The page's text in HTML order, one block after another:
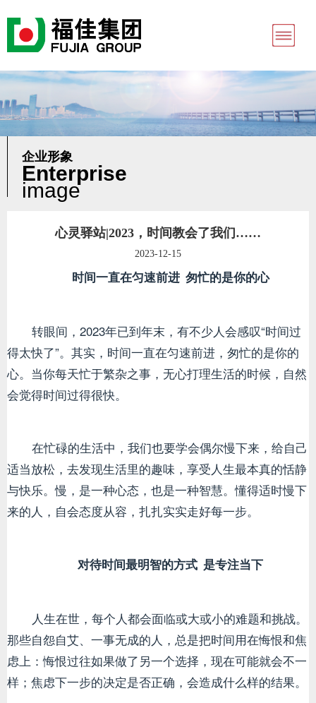
企业形象
Enterprise
image
心灵驿站|2023，时间教会了我们……
2023-12-15
时间一直在匀速前进 匆忙的是你的心
转眼间，2023年已到年末，有不少人会感叹“时间过
得太快了”。其实，时间一直在匀速前进，匆忙的是你的
心。当你每天忙于繁杂之事，无心打理生活的时候，自然
会觉得时间过得很快。
在忙碌的生活中，我们也要学会偶尔慢下来，给自己
适当放松，去发现生活里的趣味，享受人生最本真的恬静
与快乐。慢，是一种心态，也是一种智慧。懂得适时慢下
来的人，自会态度从容，扎扎实实走好每一步。
对待时间最明智的方式 是专注当下
人生在世，每个人都会面临或大或小的难题和挑战。
那些自怨自艾、一事无成的人，总是把时间用在悔恨和焦
虑上：悔恨过往如果做了另一个选择，现在可能就会不一
样；焦虑下一步的决定是否正确，会造成什么样的结果。